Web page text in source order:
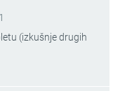
(izkušnje drugih